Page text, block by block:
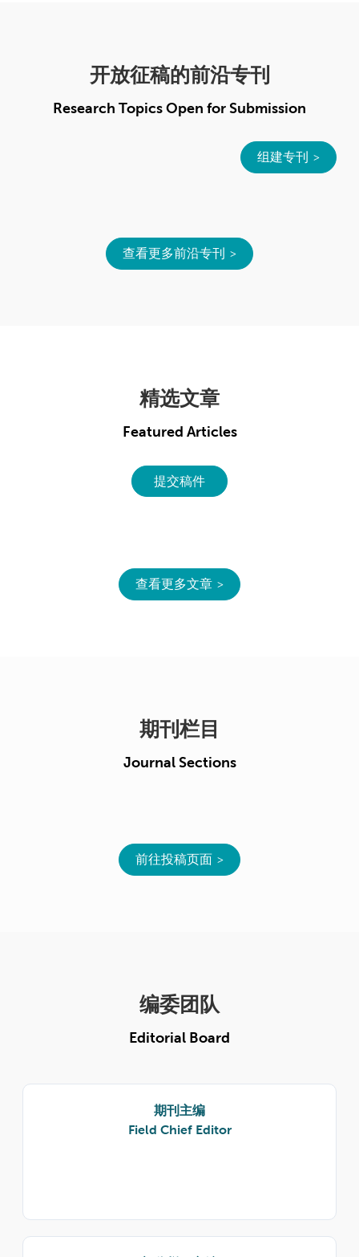
开放征稿的前沿专刊
Research Topics Open for Submission
组建专刊
查看更多前沿专刊
精选文章
Featured Articles
提交稿件
查看更多文章
期刊栏目
Journal Sections
前往投稿页面
编委团队
Editorial Board
期刊主编
Field Chief Editor